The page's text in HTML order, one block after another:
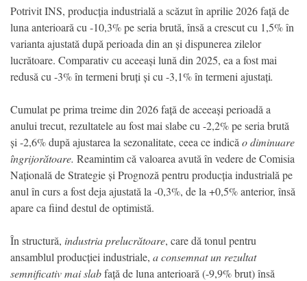
Potrivit INS, producția industrială a scăzut în aprilie 2026 față de
luna anterioară cu -10,3% pe seria brută, însă a crescut cu 1,5% în
varianta ajustată după perioada din an și dispunerea zilelor
lucrătoare. Comparativ cu aceeași lună din 2025, ea a fost mai
redusă cu -3% în termeni bruți și cu -3,1% în termeni ajustați.
Cumulat pe prima treime din 2026 față de aceeași perioadă a
anului trecut, rezultatele au fost mai slabe cu -2,2% pe seria brută
și -2,6% după ajustarea la sezonalitate, ceea ce indică o diminuare
îngrijorătoare. Reamintim că valoarea avută în vedere de Comisia
Națională de Strategie și Prognoză pentru producția industrială pe
anul în curs a fost deja ajustată la -0,3%, de la +0,5% anterior, însă
apare ca fiind destul de optimistă.
În structură, industria prelucrătoare, care dă tonul pentru
ansamblul producției industriale, a consemnat un rezultat
semnificativ mai slabfață de luna anterioară (-9,9% brut) însă